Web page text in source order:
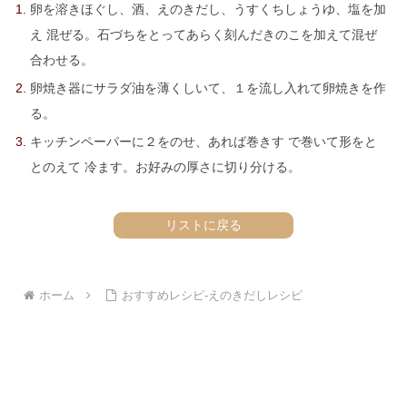
卵を溶きほぐし、酒、えのきだし、うすくちしょうゆ、塩を加
え 混ぜる。石づちをとってあらく刻んだきのこを加えて混ぜ
合わせる。
卵焼き器にサラダ油を薄くしいて、１を流し入れて卵焼きを作
る。
キッチンペーパーに２をのせ、あれば巻きす で巻いて形をと
とのえて 冷ます。お好みの厚さに切り分ける。
リストに戻る
ホーム おすすめレシピ-えのきだしレシピ